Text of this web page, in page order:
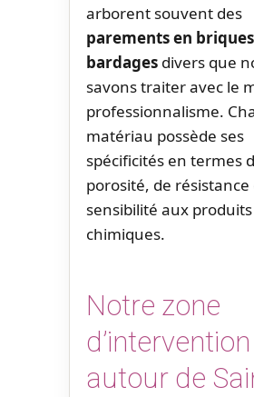
arborent souvent des
parements en briques
bardages divers que
savons traiter avec le
professionnalisme.
matériau possède ses
spécificités en termes
porosité, de résistance
sensibilité aux produits
chimiques.
Notre zone
d’intervention
autour de